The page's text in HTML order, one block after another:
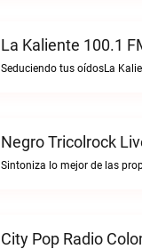
La Kaliente 100.1
Seduciendo tus oídosLa
Negro Tricolrock
City Pop Radio